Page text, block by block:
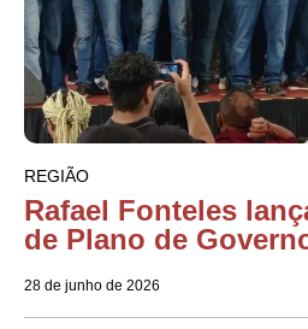
REGIÃO
Rafael Fonteles
de Plano de
28 de junho de 2026